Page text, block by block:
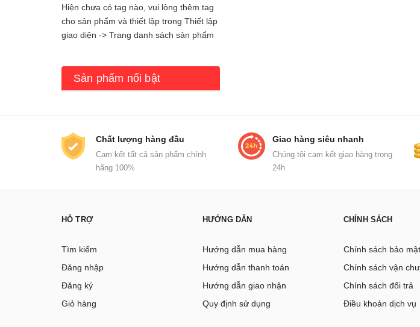
Hiện chưa có tag nào, vui lòng thêm tag
cho sản phẩm và thiết lập trong Thiết lập
giao diện -> Trang danh sách sản phẩm
Sản phẩm nổi bật
Chất lượng hàng đầu
Cam kết tất cả sản phẩm chính
hãng 100%
Giao hàng siêu nhanh
Chúng tôi cam kết giao hàng trong
24h
HỖ TRỢ
Tìm kiếm
Đăng nhập
Đăng ký
Giỏ hàng
HƯỚNG DẪN
Hướng dẫn mua hàng
Hướng dẫn thanh toán
Hướng dẫn giao nhận
Quy định sử dụng
CHÍNH SÁCH
Chính sách bảo mật
Chính sách vận
Chính sách đổi trả
Điều khoản dịch vụ